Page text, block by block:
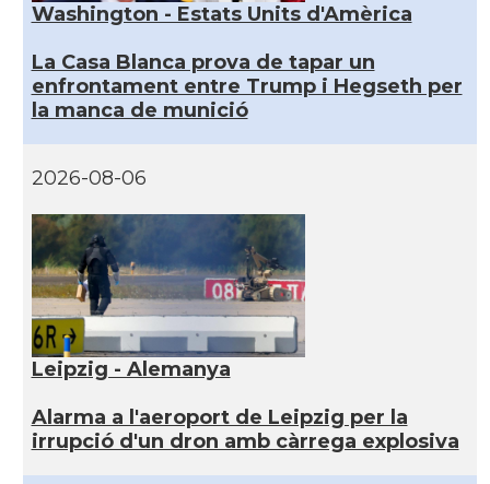
Washington - Estats Units d'Amèrica
La Casa Blanca prova de tapar un
enfrontament entre Trump i Hegseth per
la manca de munició
2026-08-06
Leipzig - Alemanya
Alarma a l'aeroport de Leipzig per la
irrupció d'un dron amb càrrega explosiva